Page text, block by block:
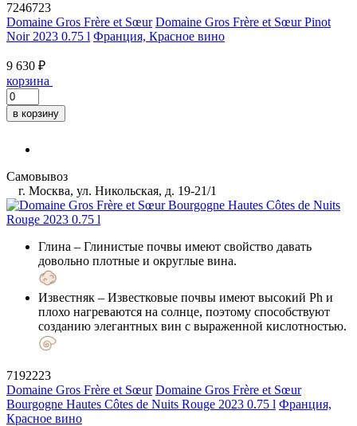
7246723
Domaine Gros Frère et Sœur Domaine Gros Frère et Sœur Pinot
Noir 2023 0.75 l Франция, Красное вино
9 630 ₽
корзина
в корзину
Самовывоз
г. Москва, ул. Никольская, д. 19-21/1
Глина – Глинистые почвы имеют свойство давать
довольно плотные и округлые вина.
Известняк – Известковые почвы имеют высокий Ph и
плохо нагреваются на солнце, поэтому способствуют
созданию элегантных вин с выраженной кислотностью.
7192223
Domaine Gros Frère et Sœur Domaine Gros Frère et Sœur
Bourgogne Hautes Côtes de Nuits Rouge 2023 0.75 l Франция,
Красное вино